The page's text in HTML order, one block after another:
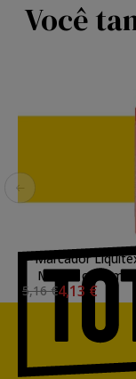
Você
Marcador
Marker cor
Cádmio Médio (2
5,16 €4,13 €